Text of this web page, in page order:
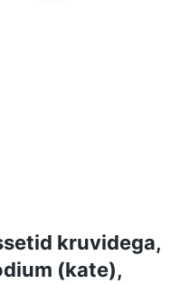
kruvidega,
(kate),